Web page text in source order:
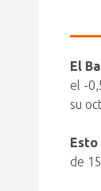
El
el -
su
Esto
de